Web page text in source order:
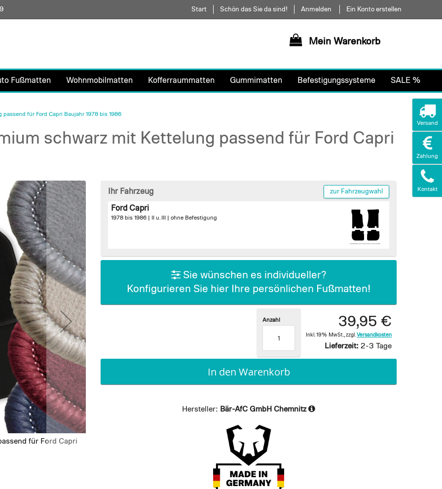
Direkt
zum
Start Schön das Sie da sind! Anmelden Ein Konto erstellen
Mein Warenkorb
Fußmatten Wohnmobilmatten Kofferraummatten Gummimatten Befestigungssysteme SALE %
für Ford Capri Baujahr 1978 bis 1986
schwarz mit Kettelung passend für Ford Capri
für Ford Capri
Ansicht von unten
Ihr Fahrzeug zur Fahrzeugwahl
Ford Capri
1978 bis 1986 | II u. III | ohne Befestigung
Sie wünschen es individueller?
Konfigurieren Sie hier Ihre persönlichen Fußmatten!
39,95 €
Inkl. 19% MwSt. zzgl. Versandkosten
Lieferzeit: 2-3 Tage
Anzahl
In den Warenkorb
Hersteller: Bär-AfC GmbH Chemnitz
Versand
Zahlung
Kontakt